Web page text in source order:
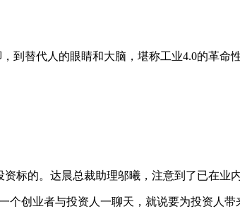
到替代人的眼睛和大脑，堪称工业4.0的革命
标的。达晨总裁助理邬曦，注意到了已在业
创业者与投资人一聊天，就说要为投资人